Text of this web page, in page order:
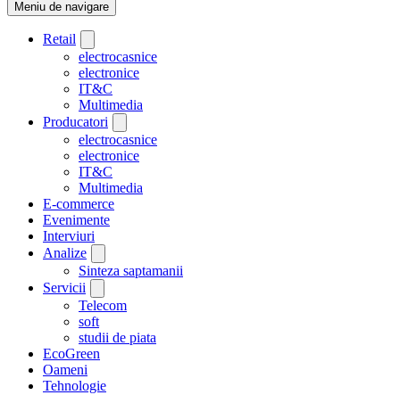
Meniu de navigare
Retail
electrocasnice
electronice
IT&C
Multimedia
Producatori
electrocasnice
electronice
IT&C
Multimedia
E-commerce
Evenimente
Interviuri
Analize
Sinteza saptamanii
Servicii
Telecom
soft
studii de piata
EcoGreen
Oameni
Tehnologie